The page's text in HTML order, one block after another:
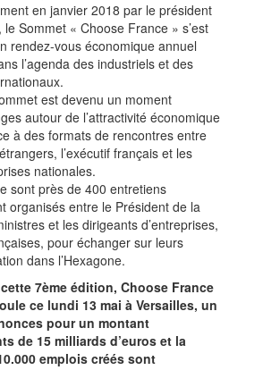
en janvier 2018 par le président
Sommet « Choose France » s’est
rendez-vous économique annuel
l’agenda des industriels et des
est devenu un moment
autour de l’attractivité économique
à des formats de rencontres entre
l’exécutif français et les
nationales.
sont près de 400 entretiens
organisés entre le Président de la
et les dirigeants d’entreprises,
pour échanger sur leurs
dans l’Hexagone.
7ème édition, Choose France
ce lundi 13 mai à Versailles, un
pour un montant
de 15 milliards d’euros et la
emplois créés sont